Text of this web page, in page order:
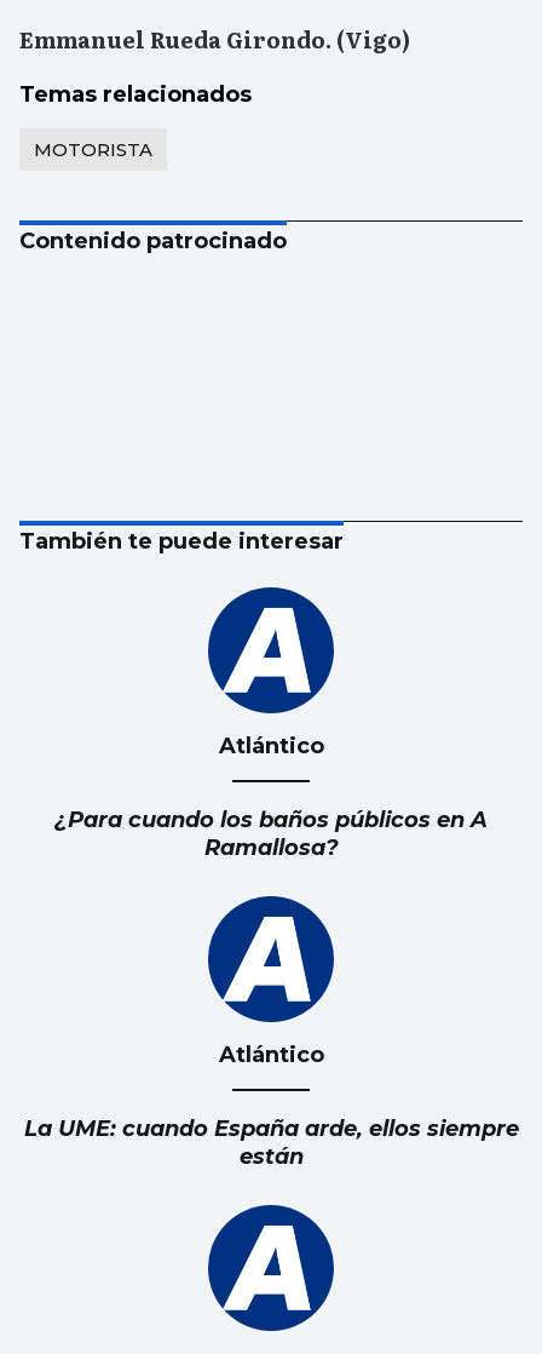
Emmanuel Rueda Girondo. (Vigo)
Temas relacionados
MOTORISTA
Contenido patrocinado
También te puede interesar
Atlántico
¿Para cuando los baños públicos en A
Ramallosa?
Atlántico
La UME: cuando España arde, ellos siempre
están